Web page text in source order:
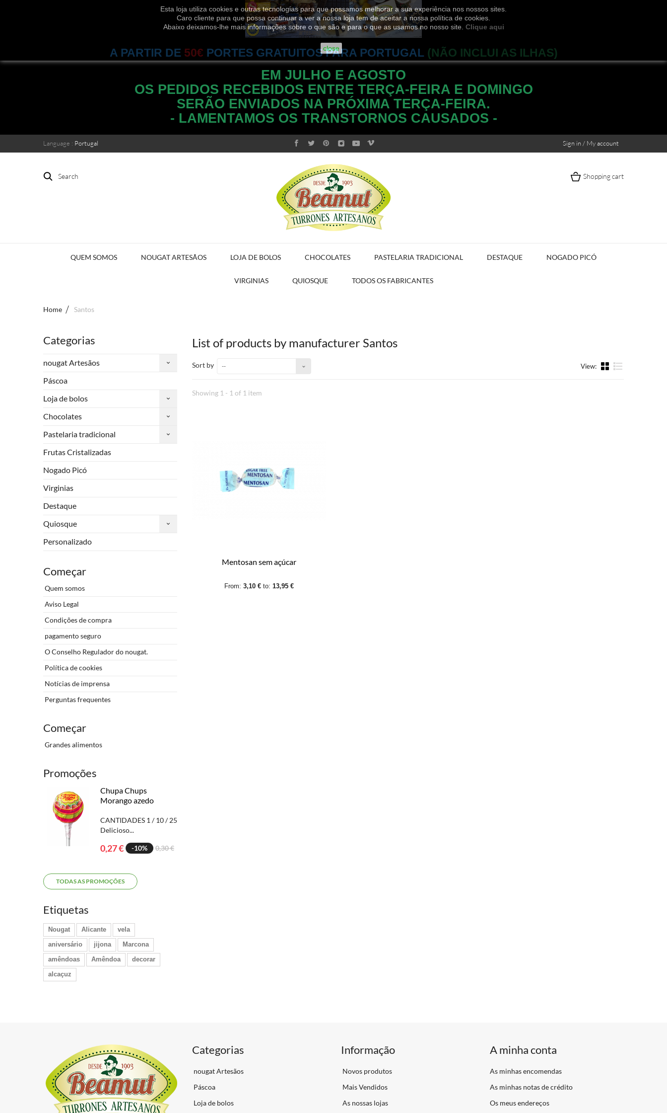
Esta loja utiliza cookies e outras tecnologias para que possamos melhorar a sua experiência nos nossos sites.
Caro cliente para que possa continuar a ver a nossa loja tem de aceitar a nossa política de cookies.
Abaixo deixamos-lhe mais informações sobre o que são e para o que as usamos no nosso site. Clique aqui
close
A PARTIR DE 50€ PORTES GRATUITOS PARA PORTUGAL (NÃO INCLUI AS ILHAS)
EM JULHO E AGOSTO
OS PEDIDOS RECEBIDOS ENTRE TERÇA-FEIRA E DOMINGO
SERÃO ENVIADOS NA PRÓXIMA TERÇA-FEIRA.
- LAMENTAMOS OS TRANSTORNOS CAUSADOS -
Sign in / My account
Language : Portugal
Search Shopping cart
QUEM SOMOS NOUGAT ARTESÃOS LOJA DE BOLOS CHOCOLATES PASTELARIA TRADICIONAL DESTAQUE NOGADO PICÓ
VIRGINIAS QUIOSQUE TODOS OS FABRICANTES
Home Santos
Categorias
nougat Artesãos
Páscoa
Loja de bolos
Chocolates
Pastelaria tradicional
Frutas Cristalizadas
Nogado Picó
Virginias
Destaque
Quiosque
Personalizado
Começar
Quem somos
Aviso Legal
Condições de compra
pagamento seguro
O Conselho Regulador do nougat.
Política de cookies
Notícias de imprensa
Perguntas frequentes
Começar
Grandes alimentos
Promoções
Chupa Chups
Morango azedo
CANTIDADES 1 / 10 / 25
Delicioso...
0,27 € -10% 0,30 €
TODAS AS PROMOÇÕES
Etiquetas
Nougat Alicante
vela
aniversário
jijona
Marcona
amêndoas
Amêndoa
decorar
alcaçuz
List of products by manufacturer Santos
View:
Sort by --
Showing 1 - 1 of 1 item
Mentosan sem açúcar
From: 3,10 € to: 13,95 €
Categorias
nougat Artesãos
Páscoa
Loja de bolos
Informação
Novos produtos
Mais Vendidos
As nossas lojas
A minha conta
As minhas encomendas
As minhas notas de crédito
Os meus endereços